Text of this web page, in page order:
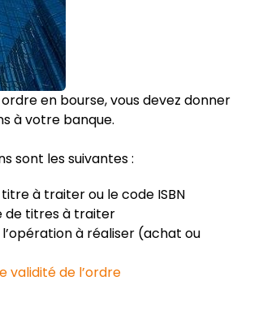
en bourse, vous devez donner
à votre banque.
sont les suivantes :
à traiter ou le code ISBN
de titres à traiter
l’opération à réaliser (achat ou
validité de l’ordre